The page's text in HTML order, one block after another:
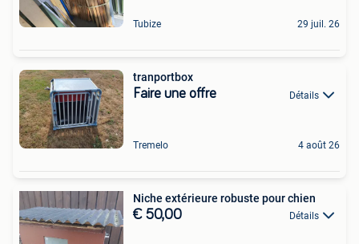
Tubize 29 juil. 26
tranportbox
Faire une offre Détails
Tremelo 4 août 26
Niche extérieure robuste pour chien
€ 50,00 Détails